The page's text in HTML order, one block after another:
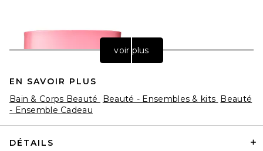
voir plus
EN SAVOIR PLUS
Bain & Corps Beauté
Beauté - Ensembles & kits Beauté
- Ensemble Cadeau
DÉTAILS